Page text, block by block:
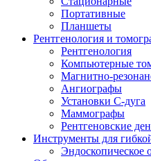
Портативные
Планшеты
Рентгенология и
Рентгенология
Компьютерные
Магнитно-
Ангиографы
Установки С-дуга
Маммографы
Рентгеновские
Инструменты для
Эндоскопическое